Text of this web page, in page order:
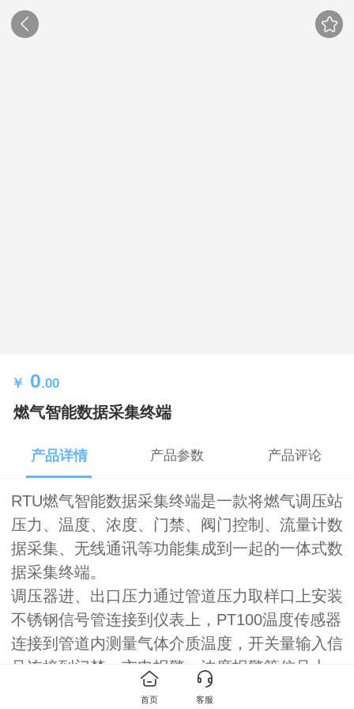
￥ 0.00
燃气智能数据采集终端
产品详情 产品参数 产品评论
RTU燃气智能数据采集终端是一款将燃气调压站
压力、温度、浓度、门禁、阀门控制、流量计数
据采集、无线通讯等功能集成到一起的一体式数
据采集终端。
调压器进、出口压力通过管道压力取样口上安装
不锈钢信号管连接到仪表上，PT100温度传感器
连接到管道内测量气体介质温度，开关量输入信
号连接到门禁、市电报警、浓度报警等信号上，
通过内置的4G通讯模块和服务器设备驱动进行
首页 客服